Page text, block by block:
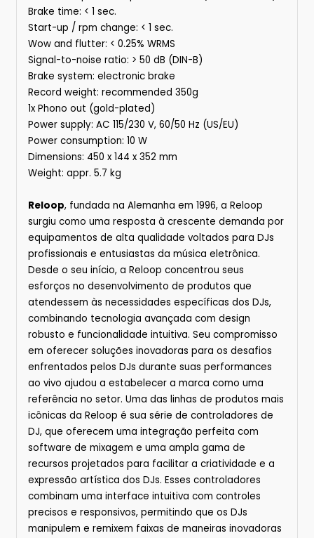
Brake time: < 1 sec.
Start-up / rpm change: < 1 sec.
Wow and flutter: < 0.25% WRMS
Signal-to-noise ratio: > 50 dB (DIN-B)
Brake system: electronic brake
Record weight: recommended 350g
1x Phono out (gold-plated)
Power supply: AC 115/230 V, 60/50 Hz (US/EU)
Power consumption: 10 W
Dimensions: 450 x 144 x 352 mm
Weight: appr. 5.7 kg
Reloop, fundada na Alemanha em 1996, a Reloop
surgiu como uma resposta à crescente demanda por
equipamentos de alta qualidade voltados para DJs
profissionais e entusiastas da música eletrônica.
Desde o seu início, a Reloop concentrou seus
esforços no desenvolvimento de produtos que
atendessem às necessidades específicas dos DJs,
combinando tecnologia avançada com design
robusto e funcionalidade intuitiva. Seu compromisso
em oferecer soluções inovadoras para os desafios
enfrentados pelos DJs durante suas performances
ao vivo ajudou a estabelecer a marca como uma
referência no setor. Uma das linhas de produtos mais
icônicas da Reloop é sua série de controladores de
DJ, que oferecem uma integração perfeita com
software de mixagem e uma ampla gama de
recursos projetados para facilitar a criatividade e a
expressão artística dos DJs. Esses controladores
combinam uma interface intuitiva com controles
precisos e responsivos, permitindo que os DJs
manipulem e remixem faixas de maneiras inovadoras